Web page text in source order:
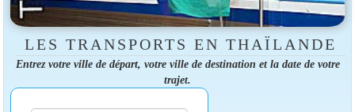
LES TRANSPORTS EN THAÏLANDE
Entrez votre ville de départ, votre ville de destination et la date de votre
trajet.